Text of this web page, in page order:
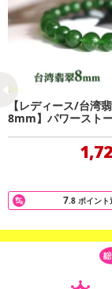
【レディース/台湾
8mm】パワースト
ブレスレット
7.8 ポイント